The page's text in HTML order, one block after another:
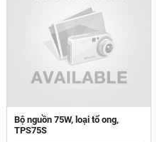
Bộ nguồn 75W, loại tổ ong,
TPS75S